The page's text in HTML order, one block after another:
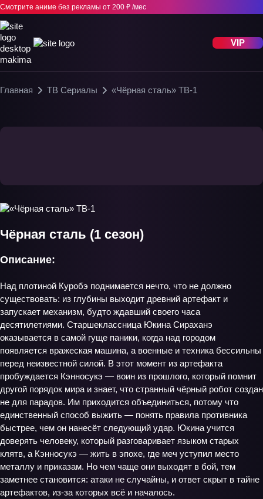
Смотрите аниме без рекламы от 200 ₽ /мес
VIP
Главная ТВ Сериалы «Чёрная сталь» ТВ-1
Чёрная сталь (1 сезон)
Описание:
Над плотиной Куробэ поднимается нечто, что не должно
существовать: из глубины выходит древний артефакт и
запускает механизм, будто ждавший своего часа
десятилетиями. Старшеклассница Юкина Сираханэ
оказывается в самой гуще паники, когда над городом
появляется вражеская машина, а военные и техника бессильны
перед неизвестной силой. В этот момент из артефакта
пробуждается Кэнносукэ — воин из прошлого, который помнит
другой порядок мира и знает, что странный чёрный робот создан
не для парадов. Им приходится объединиться, потому что
единственный способ выжить — понять правила противника
быстрее, чем он нанесёт следующий удар. Юкина учится
доверять человеку, который разговаривает языком старых
клятв, а Кэнносукэ — жить в эпохе, где меч уступил место
металлу и приказам. Но чем чаще они выходят в бой, тем
заметнее становится: атаки не случайны, и ответ скрыт в тайне
артефактов, из‑за которых всё и началось.